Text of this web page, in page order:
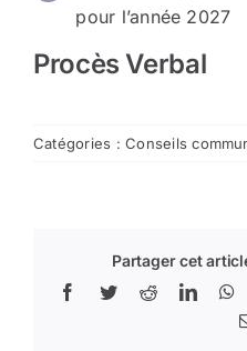
pour l’année 2027
Procès Verbal
Catégories :Conseils
Partager cet
Facebook
TwitterReddit